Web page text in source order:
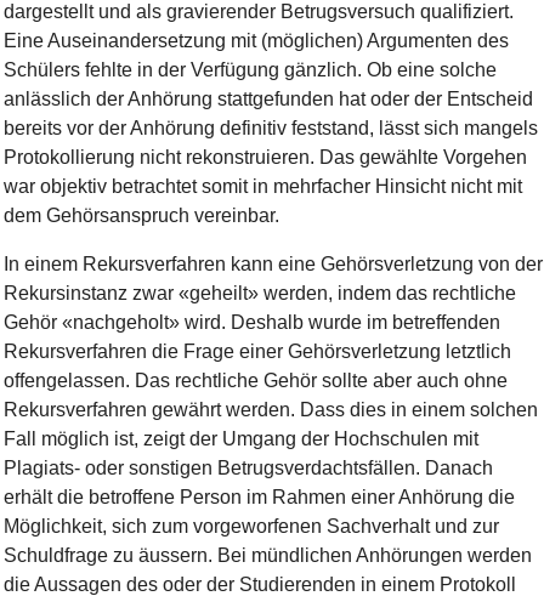
dargestellt und als gravierender Betrugsversuch qualifiziert.
Eine Auseinandersetzung mit (möglichen) Argumenten des
Schülers fehlte in der Verfügung gänzlich. Ob eine solche
anlässlich der Anhörung stattgefunden hat oder der Entscheid
bereits vor der Anhörung definitiv feststand, lässt sich mangels
Protokollierung nicht rekonstruieren. Das gewählte Vorgehen
war objektiv betrachtet somit in mehrfacher Hinsicht nicht mit
dem Gehörsanspruch vereinbar.
In einem Rekursverfahren kann eine Gehörsverletzung von der
Rekursinstanz zwar «geheilt» werden, indem das rechtliche
Gehör «nachgeholt» wird. Deshalb wurde im betreffenden
Rekursverfahren die Frage einer Gehörsverletzung letztlich
offengelassen. Das rechtliche Gehör sollte aber auch ohne
Rekursverfahren gewährt werden. Dass dies in einem solchen
Fall möglich ist, zeigt der Umgang der Hochschulen mit
Plagiats- oder sonstigen Betrugsverdachtsfällen. Danach
erhält die betroffene Person im Rahmen einer Anhörung die
Möglichkeit, sich zum vorgeworfenen Sachverhalt und zur
Schuldfrage zu äussern. Bei mündlichen Anhörungen werden
die Aussagen des oder der Studierenden in einem Protokoll